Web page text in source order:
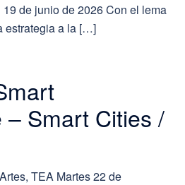
de junio de 2026 Con el lema
estrategia a la […]
– Smart Cities /
TEA Martes 22 de